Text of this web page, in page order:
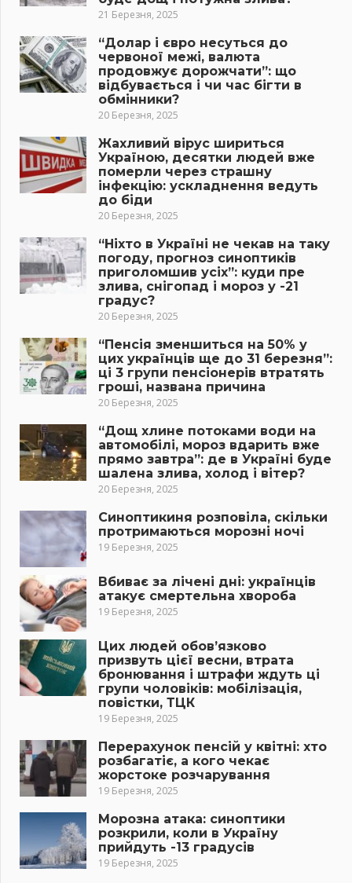
21 Березня, 2025
“Долар і євро несуться до
червоної межі, валюта
продовжує дорожчати”: що
відбувається і чи час бігти в
обмінники?
20 Березня, 2025
Жахливий вірус шириться
Україною, десятки людей вже
померли через страшну
інфекцію: ускладнення ведуть
до біди
20 Березня, 2025
“Ніхто в Україні не чекав на таку
погоду, прогноз синоптиків
приголомшив усіх”: куди пре
злива, снігопад і мороз у -21
градус?
20 Березня, 2025
“Пенсія зменшиться на 50% у
цих українців ще до 31 березня”:
ці 3 групи пенсіонерів втратять
гроші, названа причина
20 Березня, 2025
“Дощ хлине потоками води на
автомобілі, мороз вдарить вже
прямо завтра”: де в Україні буде
шалена злива, холод і вітер?
20 Березня, 2025
Синоптикиня розповіла, скільки
протримаються морозні ночі
19 Березня, 2025
Вбиває за лічені дні: українців
атакує смертельна хвороба
19 Березня, 2025
Цих людей обов’язково
призвуть цієї весни, втрата
бронювання і штрафи ждуть ці
групи чоловіків: мобілізація,
повістки, ТЦК
19 Березня, 2025
Перерахунок пенсій у квітні: хто
розбагатіє, а кого чекає
жорстоке розчарування
19 Березня, 2025
Морозна атака: синоптики
розкрили, коли в Україну
прийдуть -13 градусів
19 Березня, 2025